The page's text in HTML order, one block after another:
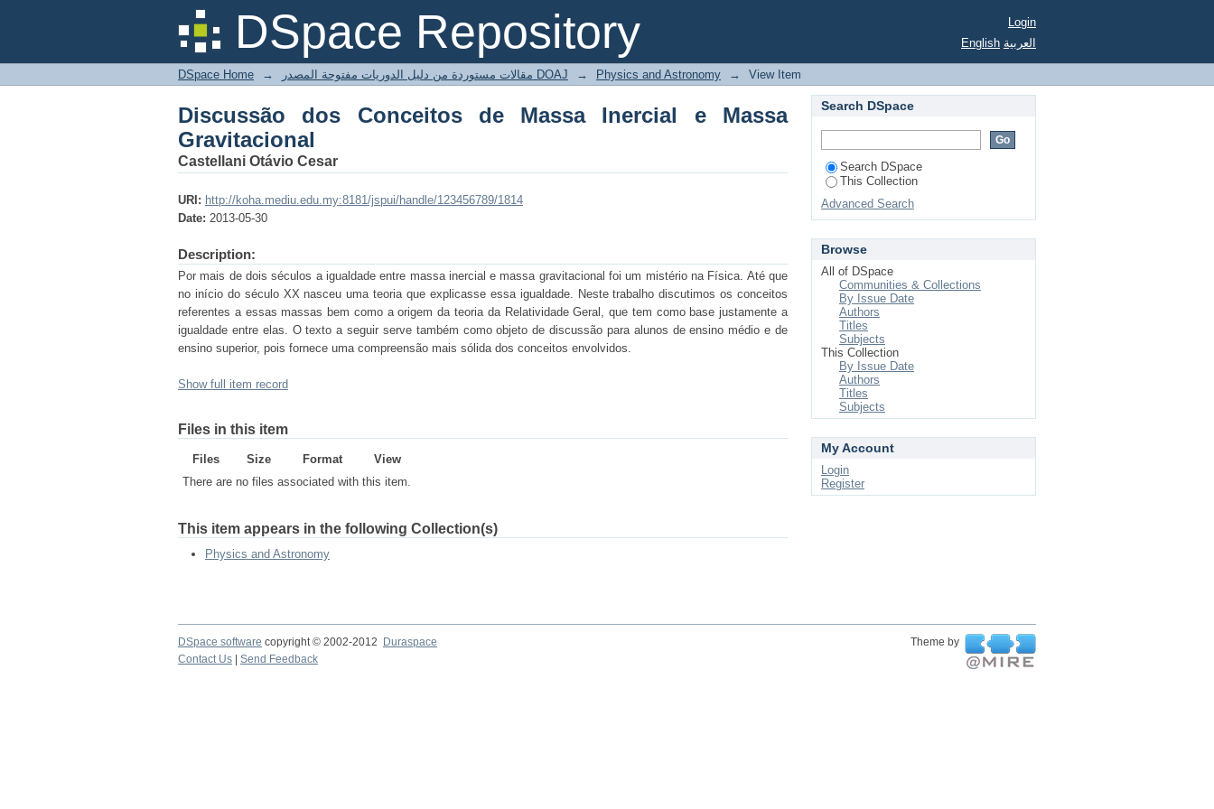
DSpace Repository
Discussão dos Conceitos de Massa Inercial e Massa Gravitacional
Login
English العربية
DSpace Home → مقالات مستوردة من دليل الدوريات مفتوحة المصدر DOAJ → Physics and Astronomy → View Item
Discussão dos Conceitos de Massa Inercial e Massa
Gravitacional
Castellani Otávio Cesar
URI: http://koha.mediu.edu.my:8181/jspui/handle/123456789/1814
Date: 2013-05-30
Description:
Por mais de dois séculos a igualdade entre massa inercial e massa gravitacional foi um mistério na Física. Até que
no início do século XX nasceu uma teoria que explicasse essa igualdade. Neste trabalho discutimos os conceitos
referentes a essas massas bem como a origem da teoria da Relatividade Geral, que tem como base justamente a
igualdade entre elas. O texto a seguir serve também como objeto de discussão para alunos de ensino médio e de
ensino superior, pois fornece uma compreensão mais sólida dos conceitos envolvidos.
Show full item record
Files in this item
Files Size Format
View
There are no files associated with this item.
This item appears in the following Collection(s)
Physics and Astronomy
Search DSpace
Search DSpace
This Collection
Advanced Search
Browse
All of DSpace
Communities & Collections
By Issue Date
Authors
Titles
Subjects
This Collection
By Issue Date
Authors
Titles
Subjects
My Account
Login
Register
DSpace software copyright © 2002-2012 Duraspace
Theme by
Contact Us
Send Feedback